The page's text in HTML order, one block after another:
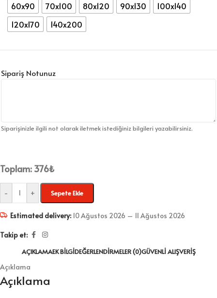
60x90
70x100 80x120 90x130
100x140
120x170
140x200
Sipariş Notunuz
Siparişinizle ilgili not olarak iletmek istediğiniz bilgileri yazabilirsiniz.
Toplam: 376₺
- + Sepete Ekle
Estimated delivery: 10 Ağustos 2026 – 11 Ağustos 2026
Takip et:
AÇIKLAMAEK BILGIDEĞERLENDIRMELER (0)GÜVENLI ALIŞVERIŞ
Açıklama
Açıklama